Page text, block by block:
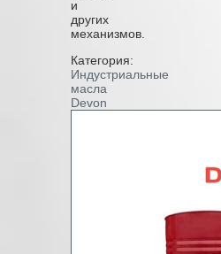
и
других
механизмов.
Категория:
Индустриальные
масла
Devon